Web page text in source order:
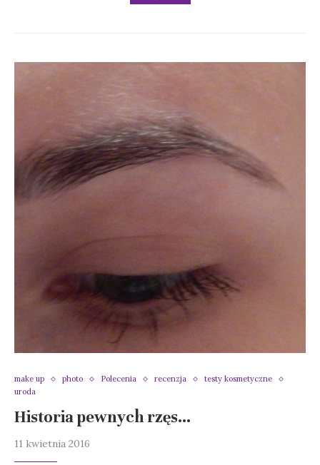
make up photo Polecenia recenzja
testy kosmetyczne
uroda
Historia pewnych rzęs…
11 kwietnia 2016